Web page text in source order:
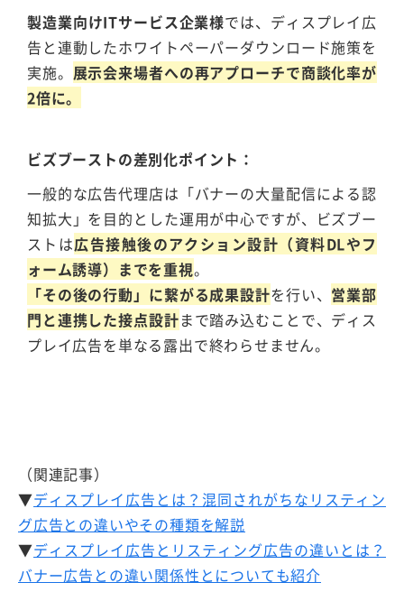
製造業向けITサービス企業様では、ディスプレイ広
告と連動したホワイトペーパーダウンロード施策を
実施。 展示会来場者への再アプローチで商談化率が
2倍に。
ビズブーストの差別化ポイント
一般的な広告代理店は「バナーの大量配信による認
知拡大」を目的とした運用が中心ですが、ビズブー
ストは広告接触後のアクション設計（資料DLやフ
ォーム誘導）までを重視。
「その後の行動」に繋がる成果設計を行い、 営業部
門と連携した接点設計まで踏み込むことで、ディス
プレイ広告を単なる露出で終わらせません。
（関連記事）
▼ディスプレイ広告とは？混同されがちなリスティン
グ広告との違いやその種類を解説
▼ディスプレイ広告とリスティング広告の違いとは？
バナー広告との違い関係性とについても紹介